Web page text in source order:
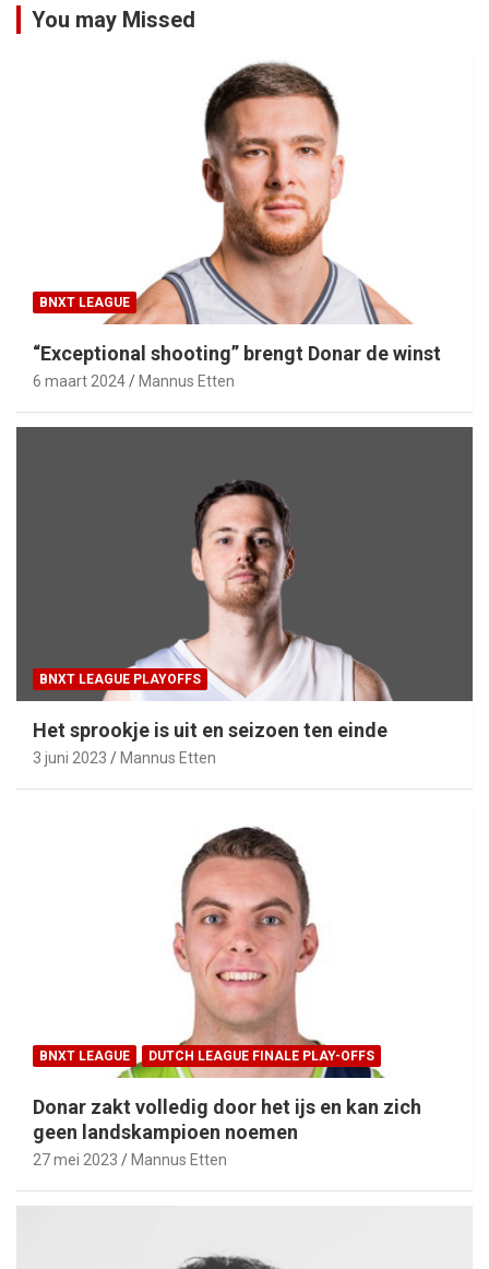
You may Missed
BNXT LEAGUE
“Exceptional shooting” brengt Donar de winst
6 maart 2024 Mannus Etten
BNXT LEAGUE PLAYOFFS
Het sprookje is uit en seizoen ten einde
3 juni 2023 Mannus Etten
BNXT LEAGUE DUTCH LEAGUE FINALE PLAY-OFFS
Donar zakt volledig door het ijs en kan zich
geen landskampioen noemen
27 mei 2023 Mannus Etten